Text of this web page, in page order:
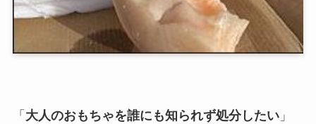
「 大人のおもちゃを誰にも知られず処分したい」